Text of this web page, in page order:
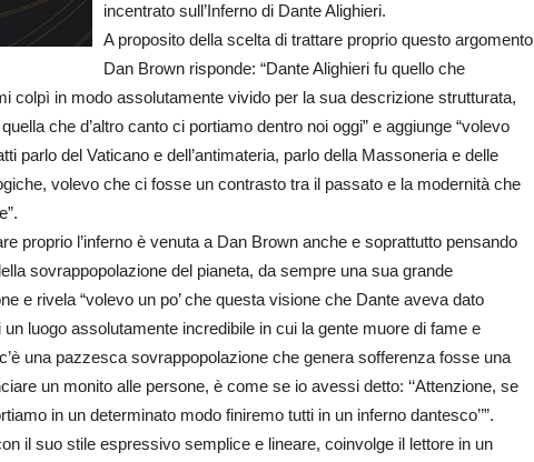
incentrato sull’Inferno di Dante Alighieri.
A proposito della scelta di trattare proprio questo argomento
Dan Brown risponde: “Dante Alighieri fu quello che
colpì in modo assolutamente vivido per la sua descrizione strutturata,
che d’altro canto ci portiamo dentro noi oggi” e aggiunge “volevo
parlo del Vaticano e dell’antimateria, parlo della Massoneria e delle
volevo che ci fosse un contrasto tra il passato e la modernità che
proprio l’inferno è venuta a Dan Brown anche e soprattutto pensando
sovrappopolazione del pianeta, da sempre una sua grande
e rivela “volevo un po’ che questa visione che Dante aveva dato
un luogo assolutamente incredibile in cui la gente muore di fame e
una pazzesca sovrappopolazione che genera sofferenza fosse una
un monito alle persone, è come se io avessi detto: ‘‘Attenzione, se
in un determinato modo finiremo tutti in un inferno dantesco’’”.
il suo stile espressivo semplice e lineare, coinvolge il lettore in un